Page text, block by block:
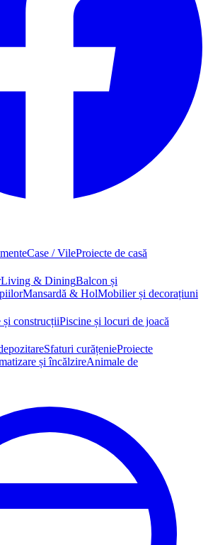
Case / VileProiecte de casă
Living & DiningBalcon și
Mansardă & HolMobilier și decorațiuni
și construcțiiPiscine și locuri de joacă
Sfaturi curățenieProiecte
și încălzireAnimale de